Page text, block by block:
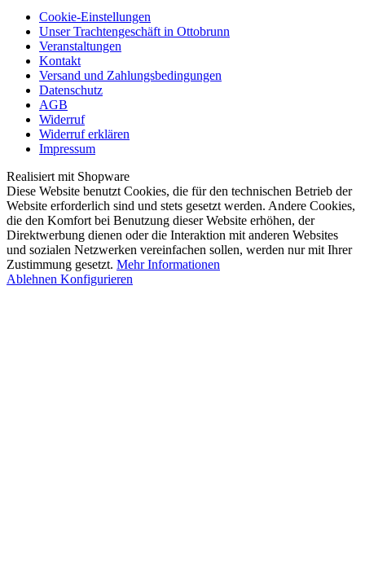
Cookie-Einstellungen
Unser Trachtengeschäft in Ottobrunn
Veranstaltungen
Kontakt
Versand und Zahlungsbedingungen
Datenschutz
AGB
Widerruf
Widerruf erklären
Impressum
Realisiert mit Shopware
Diese Website benutzt Cookies, die für den technischen Betrieb der
Website erforderlich sind und stets gesetzt werden. Andere Cookies,
die den Komfort bei Benutzung dieser Website erhöhen, der
Direktwerbung dienen oder die Interaktion mit anderen Websites
und sozialen Netzwerken vereinfachen sollen, werden nur mit Ihrer
Zustimmung gesetzt. Mehr Informationen
Ablehnen Konfigurieren